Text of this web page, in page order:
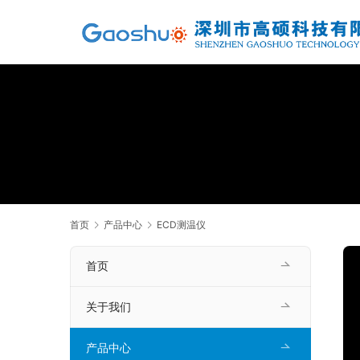
首页 产品中心 ECD测温仪
首页
关于我们
产品中心